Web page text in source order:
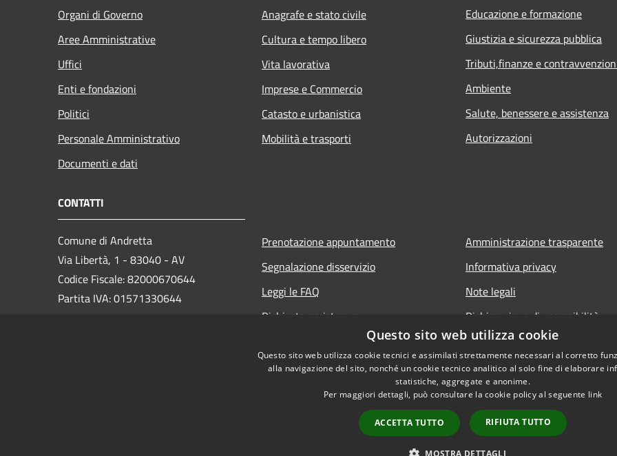
Organi di Governo
Aree Amministrative
Uffici
Enti e fondazioni
Politici
Personale Amministrativo
Documenti e dati
Anagrafe e stato civile
Cultura e tempo libero
Vita lavorativa
Imprese e Commercio
Catasto e urbanistica
Mobilità e trasporti
Educazione e formazione
Giustizia e sicurezza pubblica
Tributi,finanze e
Ambiente
Salute, benessere e assistenza
Autorizzazioni
CONTATTI
Comune di Andretta
Via Libertà, 1 - 83040 - AV
Codice Fiscale: 82000670644
Partita IVA: 01571330644
Prenotazione appuntamento
Segnalazione disservizio
Leggi le FAQ
Richiesta assistenza
Amministrazione trasparente
Informativa privacy
Note legali
Dichiarazione di accessibilità
Copyright © 2026 • Comune
Questo sito web utilizza cookie
Questo sito web utilizza cookie tecnici e assimilati strettamente necessari al corretto
alla navigazione del sito, nonché un cookie tecnico analitico al solo fine di elaborare
statistiche, aggregate e anonime.
Per maggiori dettagli, può consultare la cookie policy al seguente link
ACCETTA TUTTO RIFIUTA TUTTO
MOSTRA DETTAGLI